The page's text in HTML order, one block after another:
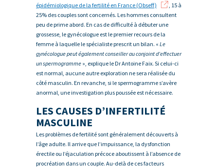
épidémiologique de la fertilité en France (Obseff)
, 15 à
25% des couples sont concernés. Les hommes consultent
peu de prime abord. En cas de difficulté à débuter une
grossesse, le gynécologue est le premier recours de la
femme à laquelle le spécialiste prescrit un bilan. « Le
gynécologue peut également conseiller au conjoint d’effectuer
un spermogramme », explique le Dr Antoine Faix. Si celui-ci
est normal, aucune autre exploration ne sera réalisée du
côté masculin. En revanche, si le spermogramme s’avère
anormal, une investigation plus poussée est nécessaire.
LES CAUSES D’INFERTILITÉ
MASCULINE
Les problèmes de fertilité sont généralement découverts à
l’âge adulte. Il arrive que l’impuissance, la dysfonction
érectile ou l’éjaculation précoce aboutissent à l’absence de
procréation dans un couple. Au-delà de ces facteurs